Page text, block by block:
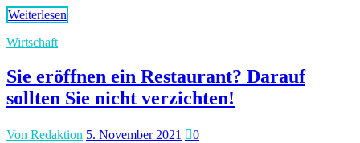
Weiterlesen
Wirtschaft
Sie eröffnen ein Restaurant? Darauf
sollten Sie nicht verzichten!
Von Redaktion 5. November 2021 0